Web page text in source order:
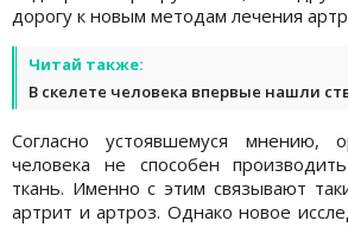
дорогу к новым методам лечения
Читай также:
В скелете человека впервые нашли
Согласно устоявшемуся мнению,
человека не способен
ткань. Именно с этим связывают
артрит и артроз. Однако новое